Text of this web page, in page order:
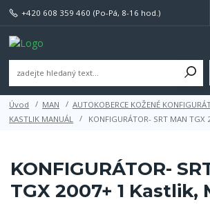
+420 608 359 460 (Po-Pá, 8-16 hod.)
Úvod MAN AUTOKOBERCE KOŽENÉ
KASTLIK MANUÁL
KONFIGURÁTOR- SRT MAN
KONFIGURÁTOR-
TGX 2007+ 1 Kastlik,